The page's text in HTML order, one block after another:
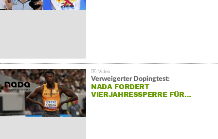
Verweigerter Dopingtest:
NADA FORDERT
VIERJAHRESSPERRE FÜR…